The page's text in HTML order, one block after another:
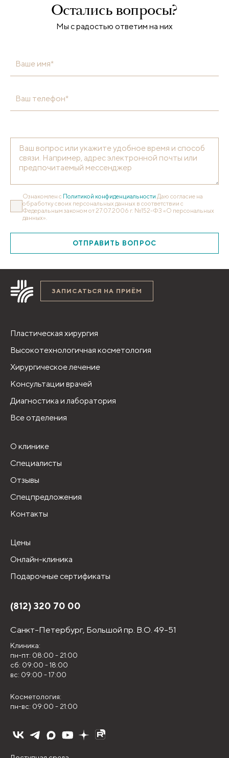
Остались вопросы?
Мы с радостью ответим на них
Ваше имя*
Ваш телефон*
Ознакомлен с Политикой конфиденциальности Даю согласие на
обработку своих персональных данных в соответствии с
Федеральным законом от 27.07.2006 г. №152-ФЗ «О персональных
данных».
ОТПРАВИТЬ ВОПРОС
ЗАПИСАТЬСЯ НА ПРИЁМ
Пластическая хирургия
Высокотехнологичная косметология
Хирургическое лечение
Консультации врачей
Диагностика и лаборатория
Все отделения
О клинике
Специалисты
Отзывы
Спецпредложения
Контакты
Цены
Онлайн-клиника
Подарочные сертификаты
(812) 320 70 00
Санкт-Петербург, Большой пр. В.О. 49-51
Клиника:
пн-пт: 08:00 - 21:00
сб: 09:00 - 18:00
вс: 09:00 - 17:00
Косметология:
пн-вс: 09:00 - 21:00